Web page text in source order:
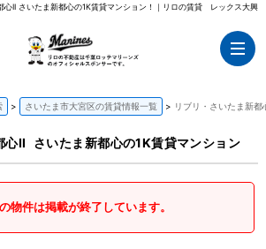
心II さいたま新都心の1K賃貸マンション！｜リロの賃貸 レックス大興
さいたま市大宮区の賃貸情報一覧 リブリ・さいたま新
心II さいたま新都心の1K賃貸マンション
物件は掲載が終了しています。